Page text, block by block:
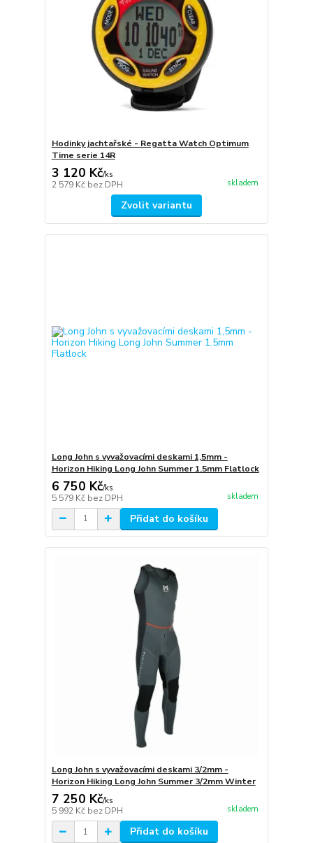
Hodinky jachtařské - Regatta Watch Optimum
Time serie 14R
3 120 Kč/ks
2 579 Kč bez DPH skladem
Zvolit variantu
Long John s vyvažovacími deskami 1,5mm -
Horizon Hiking Long John Summer 1.5mm Flatlock
6 750 Kč/ks
5 579 Kč bez DPH skladem
Přidat do košíku
Long John s vyvažovacími deskami 3/2mm -
Horizon Hiking Long John Summer 3/2mm Winter
7 250 Kč/ks
5 992 Kč bez DPH skladem
Přidat do košíku